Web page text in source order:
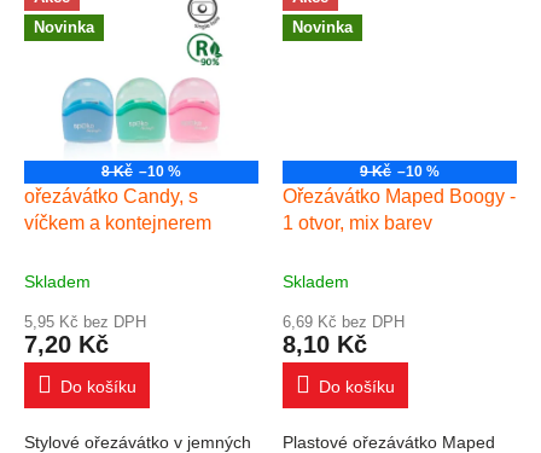
obsahu. Tištěné logo na...
Novinka
8 Kč –10 %
ořezávátko Candy, s
víčkem a kontejnerem
Skladem
5,95 Kč bez DPH
7,20 Kč
Do košíku
Stylové ořezávátko v jemných
Novinka
9 Kč –10 %
Ořezávátko Maped Boogy -
1 otvor, mix barev
Skladem
6,69 Kč bez DPH
8,10 Kč
Do košíku
Plastové ořezávátko Maped